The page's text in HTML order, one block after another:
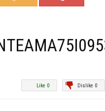
Dislike 0
Like 0